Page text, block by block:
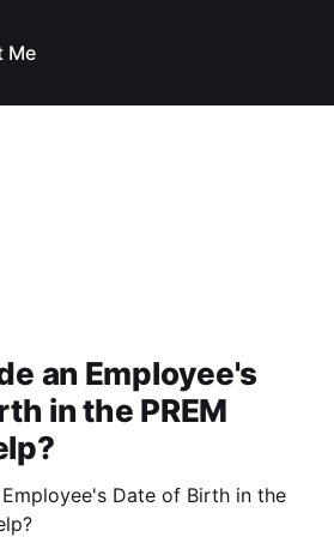
Me
an Employee's
in the PREM
Date of Birth in the